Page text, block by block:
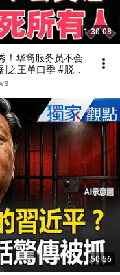
1:30:08
！华裔服务员不会
之王单口季 #脱口
50:56